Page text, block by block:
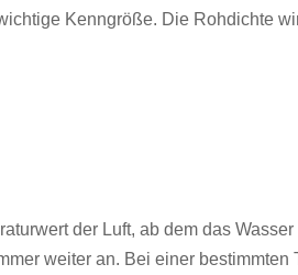
Kenngröße. Die Rohdichte
der Luft, ab dem das
weiter an. Bei einer bestimmten